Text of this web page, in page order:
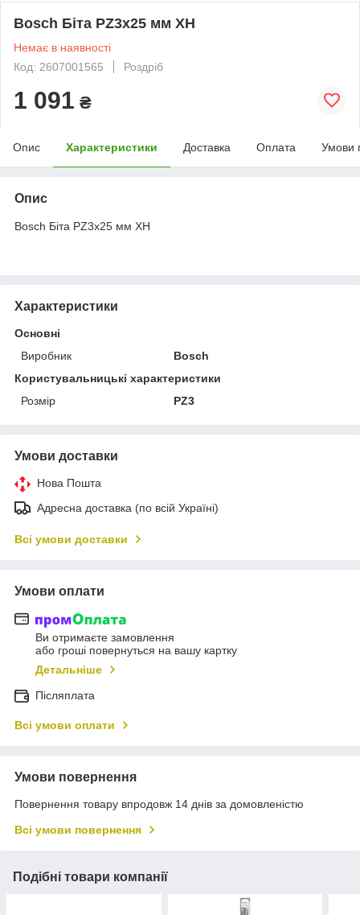
Bosch Біта PZ3х25 мм XH
Немає в наявності
Код: 2607001565
Роздріб
1 091 ₴
Опис Характеристики Доставка Оплата Умови
Опис
Bosch Біта PZ3х25 мм XH
Характеристики
Основні
Виробник
Bosch
Користувальницькі характеристики
Розмір
PZ3
Умови доставки
Нова Пошта
Адресна доставка (по всій Україні)
Всі умови доставки
Умови оплати
Ви отримаєте замовлення
або гроші повернуться на вашу картку
Детальніше
Післяплата
Всі умови оплати
Умови повернення
Повернення товару впродовж 14 днів за домовленістю
Всі умови повернення
Подібні товари компанії